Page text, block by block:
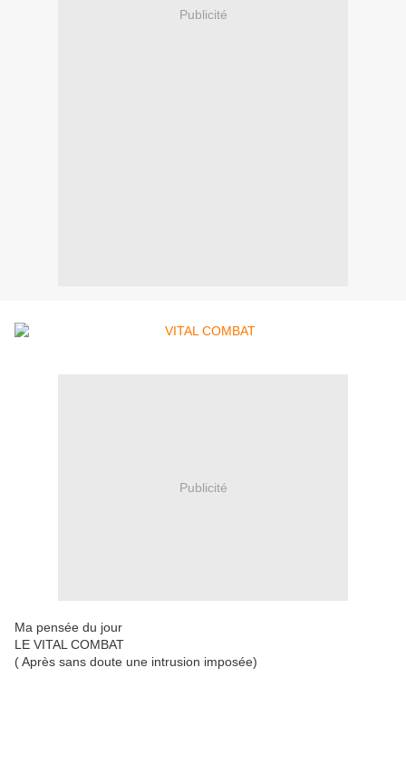
Publicité
Publicité
Ma pensée du jour
LE VITAL COMBAT
( Après sans doute une intrusion imposée)